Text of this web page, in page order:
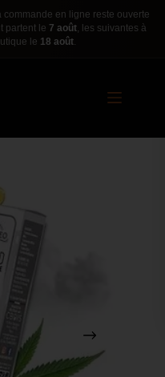
commande en ligne reste ouverte
partent le 7 août, les suivantes à
le 18 août.